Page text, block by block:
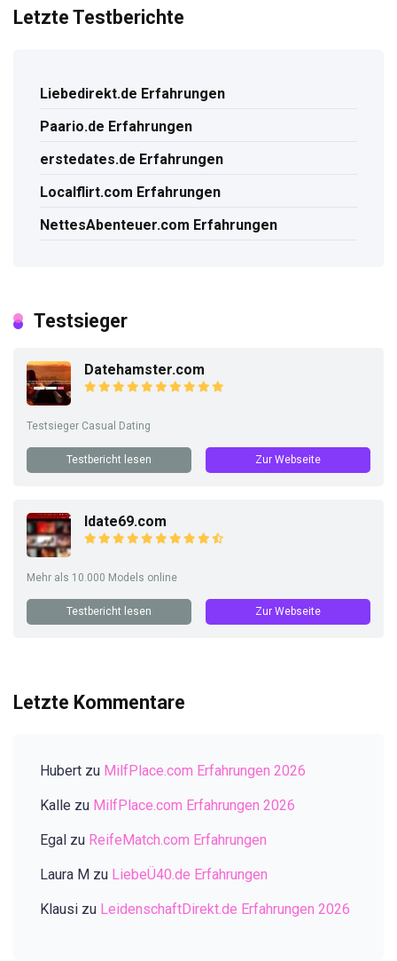
Letzte Testberichte
Liebedirekt.de Erfahrungen
Paario.de Erfahrungen
erstedates.de Erfahrungen
Localflirt.com Erfahrungen
NettesAbenteuer.com Erfahrungen
Testsieger
Datehamster.com
Testsieger Casual Dating
Testbericht lesen Zur Webseite
Idate69.com
Mehr als 10.000 Models online
Testbericht lesen Zur Webseite
Letzte Kommentare
Hubert zu MilfPlace.com Erfahrungen 2026
Kalle zu MilfPlace.com Erfahrungen 2026
Egal zu ReifeMatch.com Erfahrungen
Laura M zu LiebeÜ40.de Erfahrungen
Klausi zu LeidenschaftDirekt.de Erfahrungen 2026